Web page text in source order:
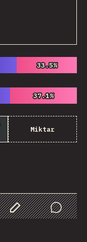
33.5%
33.5%
37.1%
37.1%
Miktar
Customize Data
Comments